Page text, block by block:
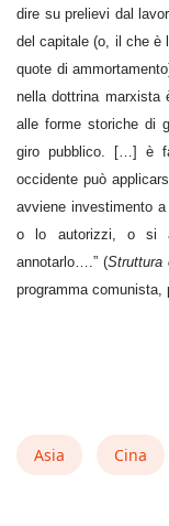
dire su prelievi dal
del capitale (o, il che è
quote di
nella dottrina marxista
alle forme storiche di
giro pubblico. […] è
occidente può
avviene investimento
o lo autorizzi, o si
annotarlo….” (Struttura
programma comunista,
Asia Cina